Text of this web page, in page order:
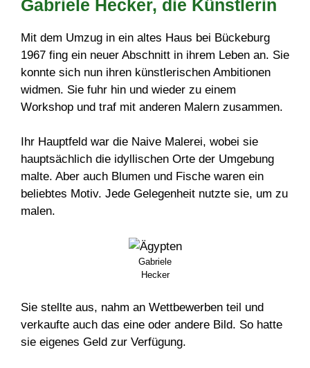
Gabriele Hecker, die Künstlerin
Mit dem Umzug in ein altes Haus bei Bückeburg
1967 fing ein neuer Abschnitt in ihrem Leben an. Sie
konnte sich nun ihren künstlerischen Ambitionen
widmen. Sie fuhr hin und wieder zu einem
Workshop und traf mit anderen Malern zusammen.
Ihr Hauptfeld war die Naive Malerei, wobei sie
hauptsächlich die idyllischen Orte der Umgebung
malte. Aber auch Blumen und Fische waren ein
beliebtes Motiv. Jede Gelegenheit nutzte sie, um zu
malen.
Gabriele
Hecker
Sie stellte aus, nahm an Wettbewerben teil und
verkaufte auch das eine oder andere Bild. So hatte
sie eigenes Geld zur Verfügung.